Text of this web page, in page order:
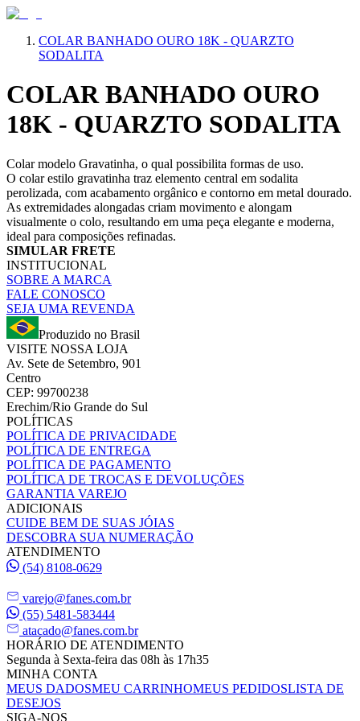
COLAR BANHADO OURO 18K - QUARZTO
SODALITA
COLAR BANHADO OURO
18K - QUARZTO SODALITA
Colar modelo Gravatinha, o qual possibilita formas de uso.
O colar estilo gravatinha traz elemento central em sodalita
perolizada, com acabamento orgânico e contorno em metal dourado.
As extremidades alongadas criam movimento e alongam
visualmente o colo, resultando em uma peça elegante e moderna,
ideal para composições refinadas.
SIMULAR FRETE
INSTITUCIONAL
SOBRE A MARCA
FALE CONOSCO
SEJA UMA REVENDA
Produzido no Brasil
VISITE NOSSA LOJA
Av. Sete de Setembro, 901
Centro
CEP: 99700238
Erechim/Rio Grande do Sul
POLÍTICAS
POLÍTICA DE PRIVACIDADE
POLÍTICA DE ENTREGA
POLÍTICA DE PAGAMENTO
POLÍTICA DE TROCAS E DEVOLUÇÕES
GARANTIA VAREJO
ADICIONAIS
CUIDE BEM DE SUAS JÓIAS
DESCOBRA SUA NUMERAÇÃO
ATENDIMENTO
(54) 8108-0629
varejo@fanes.com.br
(55) 5481-583444
atacado@fanes.com.br
HORÁRIO DE ATENDIMENTO
Segunda à Sexta-feira das 08h às 17h35
MINHA CONTA
MEUS DADOSMEU CARRINHOMEUS PEDIDOSLISTA DE
DESEJOS
SIGA-NOS